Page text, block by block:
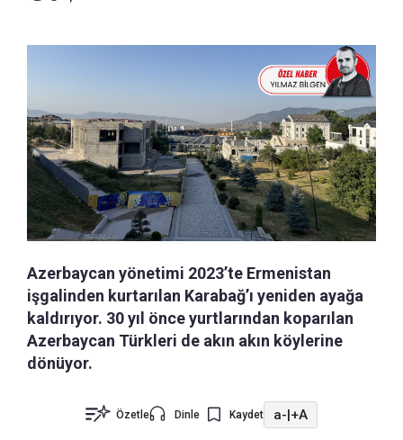
Azerbaycan yönetimi 2023’te Ermenistan
işgalinden kurtarılan Karabağ’ı yeniden ayağa
kaldırıyor. 30 yıl önce yurtlarından koparılan
Azerbaycan Türkleri de akın akın köylerine
dönüyor.
Özetle Dinle Kaydet a-|+A